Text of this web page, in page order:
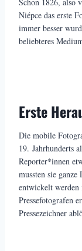
Niépce das erste
immer besser
beliebteres
Erste
Die mobile
19. Jahrhunderts
Reporter*innen
mussten sie
entwickelt werden
Pressefotografen
Pressezeichner